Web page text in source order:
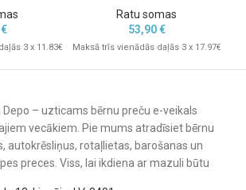
€
3 x 11.83€
Ratu somas
53,90€
Maksā trīs vienādās daļās 3 x 17.97€
Depo – uzticams bērnu preču e-veikals
vecākiem. Pie mums atradīsiet bērnu
autokrēsliņus, rotaļlietas, barošanas un
preces. Viss, lai ikdiena ar mazuli būtu